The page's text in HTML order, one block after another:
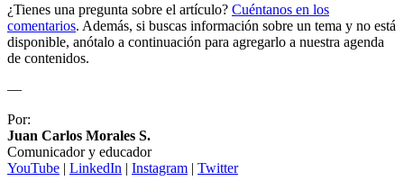
¿Tienes una pregunta sobre el artículo? Cuéntanos en los
comentarios. Además, si buscas información sobre un tema y no está
disponible, anótalo a continuación para agregarlo a nuestra agenda
de contenidos.
—
Por:
Juan Carlos Morales S.
Comunicador y educador
YouTube | LinkedIn | Instagram | Twitter